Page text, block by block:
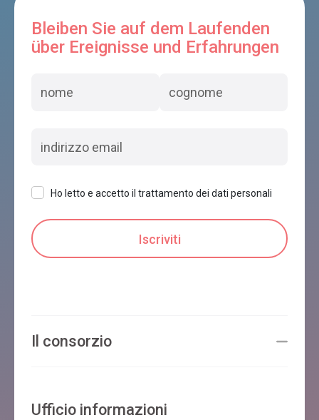
Bleiben Sie auf dem Laufenden
über Ereignisse und Erfahrungen
Ho letto e accetto il trattamento dei dati personali
Il consorzio
Ufficio informazioni